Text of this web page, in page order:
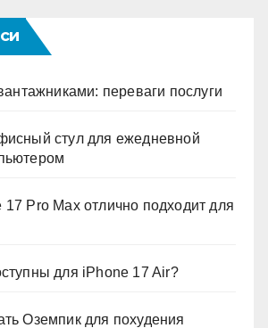
переваги послуги
стул для ежедневной
Pro Max отлично подходит для
для iPhone 17 Air?
Оземпик для похудения